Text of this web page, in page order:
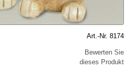
Art.-Nr. 8174
Bewerten Sie
dieses Produkt